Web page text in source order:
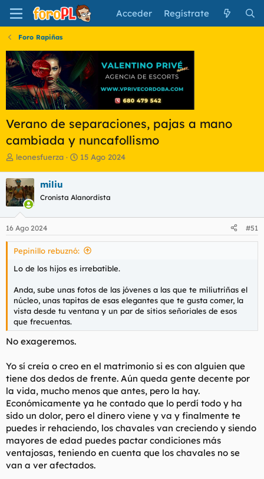
Acceder Regístrate
Foro Rapiñas
Verano de separaciones, pajas a mano
cambiada y nuncafollismo
I
i
c
i
a
d
o
r
d
l
e
m
a
leonesfuerza
F
a
e
n
i
15 Ago 2024
miliu
Cronista Alanordista
16 Ago 2024 #51
Pepinillo rebuznó:
Lo de los hijos es irrebatible.
Anda, sube unas fotos de las jóvenes a las que te miliutriñas el
núcleo, unas tapitas de esas elegantes que te gusta comer, la
vista desde tu ventana y un par de sitios señoriales de esos
que frecuentas.
No exageremos.
Yo sí creía o creo en el matrimonio si es con alguien que
tiene dos dedos de frente. Aún queda gente decente por
la vida, mucho menos que antes, pero la hay.
Económicamente ya he contado que lo perdí todo y ha
sido un dolor, pero el dinero viene y va y finalmente te
puedes ir rehaciendo, los chavales van creciendo y siendo
mayores de edad puedes pactar condiciones más
ventajosas, teniendo en cuenta que los chavales no se
van a ver afectados.